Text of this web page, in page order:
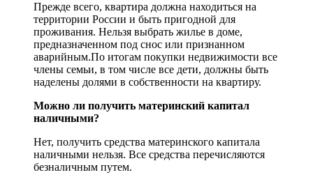
Прежде всего, квартира должна находиться на
территории России и быть пригодной для
проживания. Нельзя выбрать жилье в доме,
предназначенном под снос или признанном
аварийным.По итогам покупки недвижимости все
члены семьи, в том числе все дети, должны быть
наделены долями в собственности на квартиру.
Можно ли получить материнский капитал
наличными?
Нет, получить средства материнского капитала
наличными нельзя. Все средства перечисляются
безналичным путем.